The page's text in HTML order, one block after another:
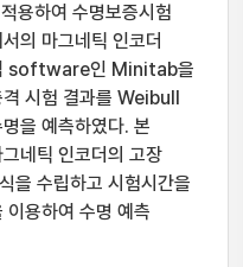
하여 수명보증시험
의 마그네틱 인코더
software인 Minitab을
격 시험 결과를 Weibull
을 예측하였다. 본
네틱 인코더의 고장
을 수립하고 시험시간을
이용하여 수명 예측